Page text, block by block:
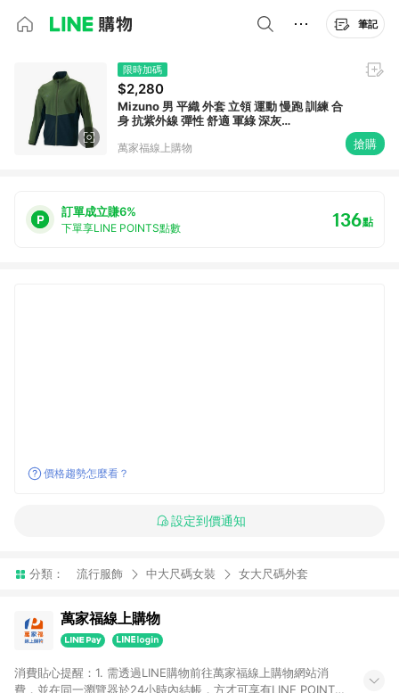
筆記
限時加碼
$2,280
Mizuno 男 平織 外套 立領 運動 慢跑 訓練 合
身 抗紫外線 彈性 舒適 軍綠 深灰
萬家福線上購物 搶購
訂單成立賺6%
下單享LINE POINTS點數 136點
價格趨勢怎麼看？
設定到價通知
分類： 流行服飾 中大尺碼女裝 女大尺碼外套
萬家福線上購物
消費貼心提醒：1. 需透過LINE購物前往萬家福線上購物網站消
費，並在同一瀏覽器於24小時內結帳，方才可享有LINE POINTS